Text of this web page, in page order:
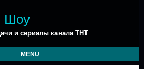
Шоу
и сериалы канала ТНТ
MENU